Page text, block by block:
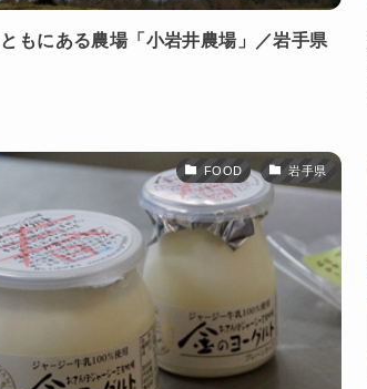
もにある農場「小岩井農場」／岩手県
FOOD 岩手県